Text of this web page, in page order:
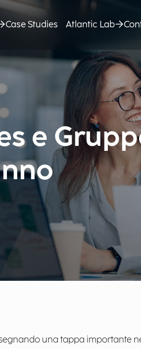
Case Studies Atlantic Lab
e
una tappa importante